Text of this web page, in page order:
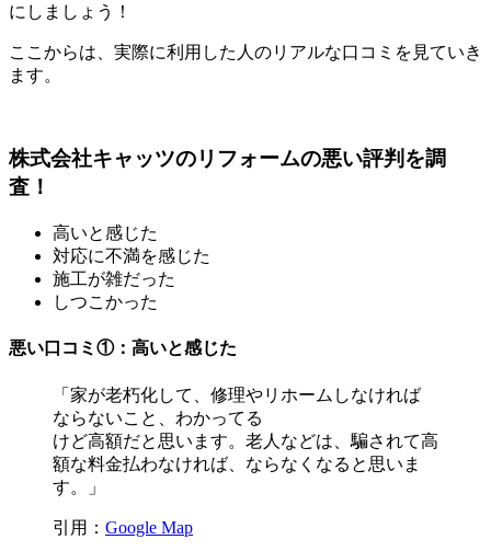
にしましょう！
ここからは、実際に利用した人のリアルな口コミを見ていき
ます。
株式会社キャッツのリフォームの悪い評判を調
査！
高いと感じた
対応に不満を感じた
施工が雑だった
しつこかった
悪い口コミ①：高いと感じた
「家が老朽化して、修理やリホームしなければ
ならないこと、わかってる
けど高額だと思います。老人などは、騙されて高
額な料金払わなければ、ならなくなると思いま
す。」
引用： Google Map